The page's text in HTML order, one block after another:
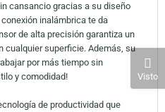
cansancio gracias a su diseño
inalámbrica te da
de alta precisión garantiza un
cualquier superficie. Además, su
por más tiempo sin
y comodidad!
de productividad que
Visto